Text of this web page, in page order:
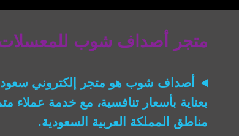
متجر أصداف شوب
أصداف شوب هو متجر إلكتروني
بعناية بأسعار تنافسية، مع خدمة
مناطق المملكة العربية السعودية.